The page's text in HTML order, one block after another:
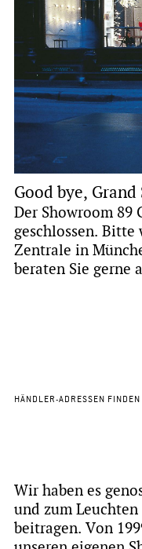
Good bye,
Der Showroom 89
geschlossen. Bitte
Zentrale in
beraten Sie gerne
HÄNDLER-ADRESSEN
​Wir haben es
und zum
beitragen. Von